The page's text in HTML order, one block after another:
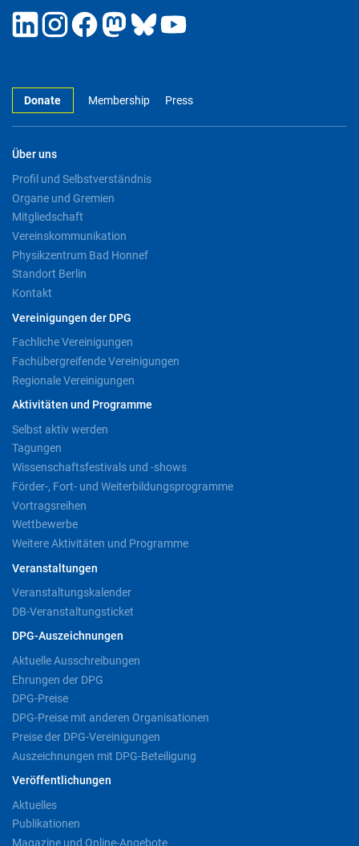
Donate Membership Press
Über uns
Profil und Selbstverständnis
Organe und Gremien
Mitgliedschaft
Vereinskommunikation
Physikzentrum Bad Honnef
Standort Berlin
Kontakt
Vereinigungen der DPG
Fachliche Vereinigungen
Fachübergreifende Vereinigungen
Regionale Vereinigungen
Aktivitäten und Programme
Selbst aktiv werden
Tagungen
Wissenschaftsfestivals und -shows
Förder-, Fort- und Weiterbildungsprogramme
Vortragsreihen
Wettbewerbe
Weitere Aktivitäten und Programme
Veranstaltungen
Veranstaltungskalender
DB-Veranstaltungsticket
DPG-Auszeichnungen
Aktuelle Ausschreibungen
Ehrungen der DPG
DPG-Preise
DPG-Preise mit anderen Organisationen
Preise der DPG-Vereinigungen
Auszeichnungen mit DPG-Beteiligung
Veröffentlichungen
Aktuelles
Publikationen
Magazine und Online-Angebote